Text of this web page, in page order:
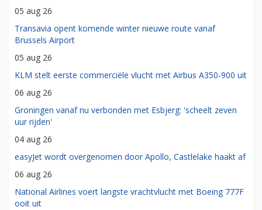
05 aug 26
Transavia opent komende winter nieuwe route vanaf
Brussels Airport
05 aug 26
KLM stelt eerste commerciële vlucht met Airbus A350-900 uit
06 aug 26
Groningen vanaf nu verbonden met Esbjerg: 'scheelt zeven
uur rijden'
04 aug 26
easyJet wordt overgenomen door Apollo, Castlelake haakt af
06 aug 26
National Airlines voert langste vrachtvlucht met Boeing 777F
ooit uit